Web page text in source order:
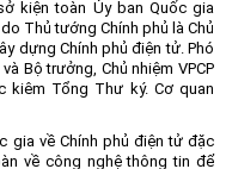
kiện toàn Ủy ban Quốc gia
Thủ tướng Chính phủ là Chủ
dựng Chính phủ điện tử. Phó
Bộ trưởng, Chủ nhiệm VPCP
kiêm Tổng Thư ký. Cơ quan
gia về Chính phủ điện tử đặc
về công nghệ thông tin để